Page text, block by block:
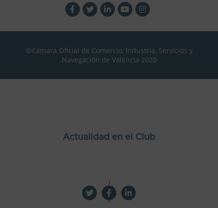
©Cámara Oficial de Comercio, Industria, Servicios y
Navegación de València 2020
Actualidad en el Club